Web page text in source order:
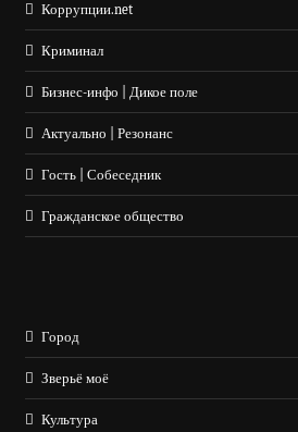
Коррупции.net
Криминал
Бизнес-инфо | Дикое поле
Актуально | Резонанс
Гость | Собеседник
Гражданское общество
Город
Зверьё моё
Культура